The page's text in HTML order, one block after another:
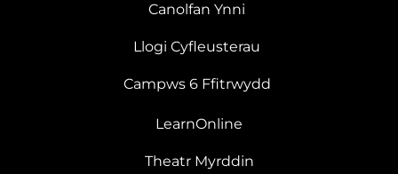
Canolfan Ynni
Llogi Cyfleusterau
Campws 6 Ffitrwydd
LearnOnline
Theatr Myrddin